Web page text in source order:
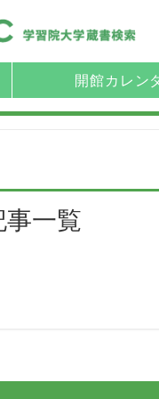
開館カレン
一覧